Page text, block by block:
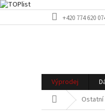
na
+420 774 620
Výprodej
Domů